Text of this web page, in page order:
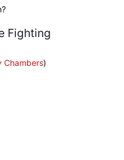
Fighting
Chambers)